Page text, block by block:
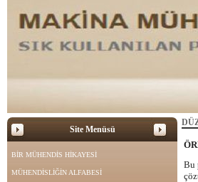
Site Menüsü
BİR MÜHENDİS HİKAYESİ
MÜHENDİSLİĞİN ALFABESİ
Bu